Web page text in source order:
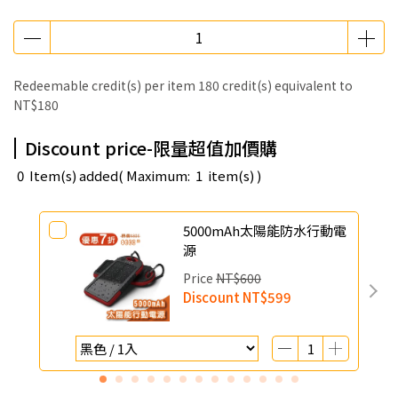
Redeemable credit(s) per item 180 credit(s) equivalent to
NT$180
Discount price-限量超值加價購
0 Item(s) added( Maximum: 1 item(s) )
5000mAh太陽能防水行動電
源
Price NT$600
Discount NT$599